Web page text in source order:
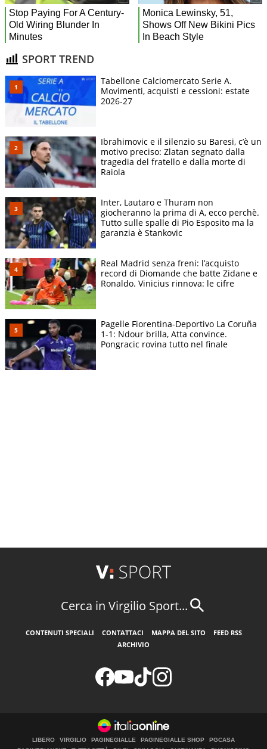
SPORT TREND
Tabellone Calciomercato Serie A.
Movimenti, acquisti e cessioni: estate
2026-27
Ibrahimovic e il silenzio su Baresi, c’è un
motivo preciso: Zlatan segnato dalla
tragedia del fratello e dalla morte di
Raiola
Inter, Lautaro e Thuram non
giocheranno la prima di A, ecco perchè.
Tutto sulle spalle di Pio Esposito ma la
garanzia è Stankovic
Real Madrid senza freni: l’acquisto
record di Diomande che batte Zidane e
Ronaldo. Vinicius rinnova: le cifre
Pagelle Fiorentina-Deportivo La Coruña
1-1: Ndour brilla, Atta convince.
Pongracic rovina tutto nel finale
Cerca in Virgilio Sport...
CONTENUTI SPECIALI CONTATTACI MAPPA DEL SITO
FEED RSS
ARCHIVIO
LIBERO VIRGILIO PAGINEGIALLE PAGINEGIALLE SHOP
PGCASA